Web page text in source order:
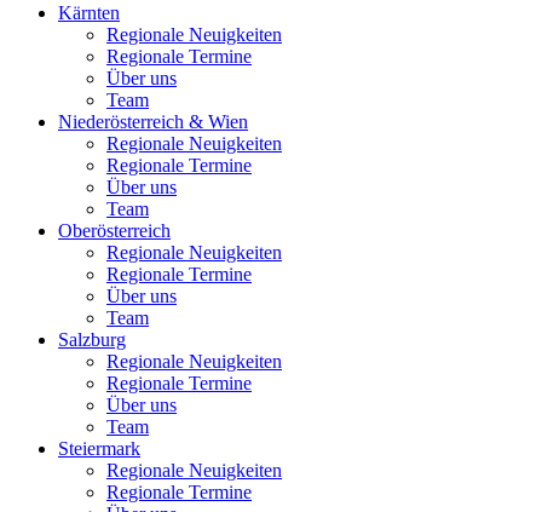
Kärnten
Regionale Neuigkeiten
Regionale Termine
Über uns
Team
Niederösterreich & Wien
Regionale Neuigkeiten
Regionale Termine
Über uns
Team
Oberösterreich
Regionale Neuigkeiten
Regionale Termine
Über uns
Team
Salzburg
Regionale Neuigkeiten
Regionale Termine
Über uns
Team
Steiermark
Regionale Neuigkeiten
Regionale Termine